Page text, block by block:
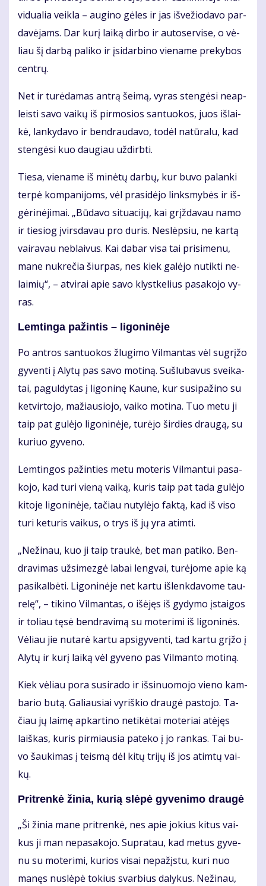
vi­du­a­lia veik­la – au­gi­no gė­les ir jas iš­ve­žio­da­vo par­
da­vė­jams. Dar ku­rį lai­ką dir­bo ir au­to­ser­vi­se, o vė­
liau šį dar­bą pa­li­ko ir įsi­dar­bi­no vie­na­me pre­ky­bos
cen­trų.
Net ir tu­rė­da­mas an­trą šei­mą, vy­ras sten­gė­si ne­ap­
leis­ti sa­vo vai­kų iš pir­mo­sios san­tuo­kos, juos iš­lai­
kė, lan­ky­da­vo ir ben­drau­da­vo, to­dėl na­tū­ra­lu, kad
sten­gė­si kuo dau­giau už­dirb­ti.
Tie­sa, vie­na­me iš mi­nė­tų dar­bų, kur bu­vo pa­lan­ki
ter­pė kom­pa­ni­joms, vėl pra­si­dė­jo links­my­bės ir iš­
gė­ri­nė­ji­mai. „Bū­da­vo si­tu­a­ci­jų, kai grįž­da­vau na­mo
ir tie­siog įvirs­da­vau pro du­ris. Ne­slėp­siu, ne kar­tą
vai­ra­vau ne­blai­vus. Kai da­bar vi­sa tai pri­si­me­nu,
ma­ne nu­kre­čia šiur­pas, nes kiek ga­lė­jo nu­tik­ti ne­
lai­mių“, – at­vi­rai apie sa­vo klyst­ke­lius pa­sa­ko­jo vy­
ras.
Lem­tin­ga pa­žin­tis – li­go­ni­nė­je
Po ant­ros san­tuo­kos žlu­gi­mo Vil­man­tas vėl su­grį­žo
gy­ven­ti į Aly­tų pas sa­vo mo­ti­ną. Su­šlu­ba­vus svei­ka­
tai, pa­gul­dy­tas į li­go­ni­nę Kau­ne, kur su­si­pa­ži­no su
ket­vir­to­jo, ma­žiau­sio­jo, vai­ko mo­ti­na. Tuo me­tu ji
taip pat gu­lė­jo li­go­ni­nė­je, tu­rė­jo šir­dies drau­gą, su
ku­riuo gy­ve­no.
Lem­tin­gos pa­žin­ties me­tu mo­te­ris Vil­man­tui pa­sa­
ko­jo, kad tu­ri vie­ną vai­ką, ku­ris taip pat ta­da gu­lė­jo
ki­to­je li­go­ni­nė­je, ta­čiau nu­ty­lė­jo fak­tą, kad iš vi­so
tu­ri ke­tu­ris vai­kus, o trys iš jų yra at­im­ti.
„Ne­ži­nau, kuo ji taip trau­kė, bet man pa­ti­ko. Ben­
dra­vi­mas už­si­mez­gė la­bai leng­vai, tu­rė­jo­me apie ką
pa­si­kal­bė­ti. Li­go­ni­nė­je net kar­tu iš­lenk­da­vo­me tau­
re­lę“, – ti­ki­no Vil­man­tas, o iš­ėjęs iš gy­dy­mo įstai­gos
ir to­liau tę­sė ben­dra­vi­mą su mo­te­ri­mi iš li­go­ni­nės.
Vė­liau jie nu­ta­rė kar­tu ap­si­gy­ven­ti, tad kar­tu grį­žo į
Aly­tų ir ku­rį lai­ką vėl gy­ve­no pas Vil­man­to mo­ti­ną.
Kiek vė­liau po­ra su­si­ra­do ir iš­si­nuo­mo­jo vie­no kam­
ba­rio bu­tą. Ga­liau­siai vy­riš­kio drau­gė pa­sto­jo. Ta­
čiau jų lai­mę ap­kar­ti­no ne­ti­kė­tai mo­te­riai at­ėjęs
laiš­kas, ku­ris pir­miau­sia pa­te­ko į jo ran­kas. Tai bu­
vo šau­ki­mas į teis­mą dėl ki­tų tri­jų iš jos at­im­tų vai­
kų.
Pri­tren­kė ži­nia, ku­rią slė­pė gy­ve­ni­mo drau­gė
„Ši ži­nia ma­ne pri­tren­kė, nes apie jo­kius ki­tus vai­
kus ji man ne­pa­sa­ko­jo. Su­pra­tau, kad me­tus gy­ve­
nu su mo­te­ri­mi, ku­rios vi­sai ne­pa­žįs­tu, ku­ri nuo
ma­nęs nu­slė­pė to­kius svar­bius da­ly­kus. Ne­ži­nau,